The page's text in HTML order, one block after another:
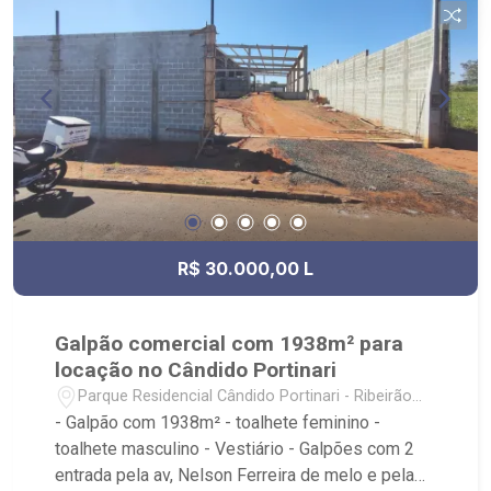
R$ 30.000,00 L
Galpão comercial com 1938m² para
locação no Cândido Portinari
Parque Residencial Cândido Portinari - Ribeirão
Preto/SP
- Galpão com 1938m² - toalhete feminino -
toalhete masculino - Vestiário - Galpões com 2
entrada pela av, Nelson Ferreira de melo e pela